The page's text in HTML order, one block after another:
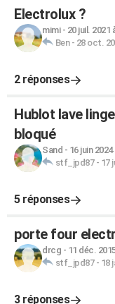
Electrolux ?
mimi- 20 juil. 2021
Ben- 28 oct.
2 réponses
Hublot lave
bloqué
Sand - 16 juin 2024
stf_jpd87- 17
5 réponses
porte four
drcg - 11 déc.
stf_jpd87- 18
3 réponses